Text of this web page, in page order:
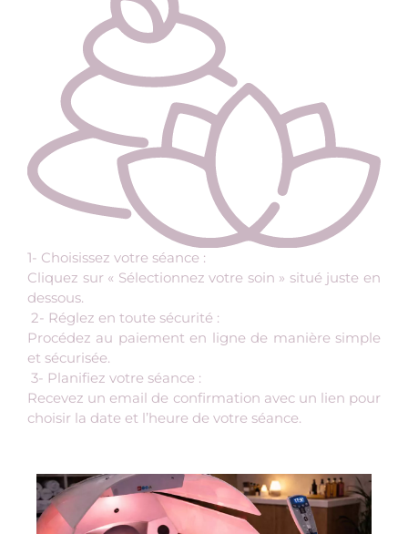
1- Choisissez votre séance :
Cliquez sur « Sélectionnez votre soin » situé juste en
dessous.
2- Réglez en toute sécurité :
Procédez au paiement en ligne de manière simple
et sécurisée.
3- Planifiez votre séance :
Recevez un email de confirmation avec un lien pour
choisir la date et l’heure de votre séance.